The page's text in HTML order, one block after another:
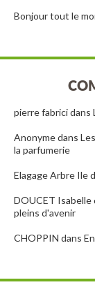
Bonjour tout le
pierre fabricidans
Anonymedans
la parfumerie
Elagage Arbre Ile
DOUCET Isabelle
pleins d'avenir
CHOPPIN dans